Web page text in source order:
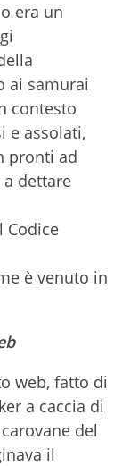
era un
ai samurai
contesto
e assolati,
pronti ad
dettare
Codice
è venuto in
web, fatto di
a caccia di
del
il